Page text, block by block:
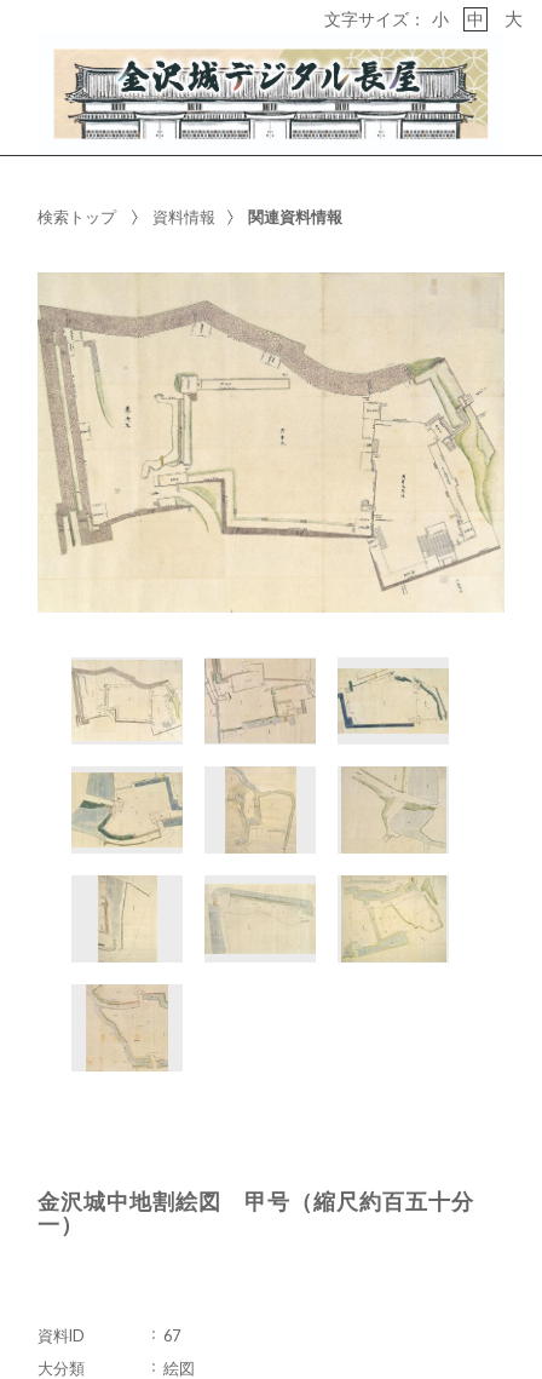
文字サイズ： 小 中 大
検索トップ 資料情報 関連資料情報
金沢城中地割絵図 甲号（縮尺約百五十分
一）
資料ID
67
大分類
絵図